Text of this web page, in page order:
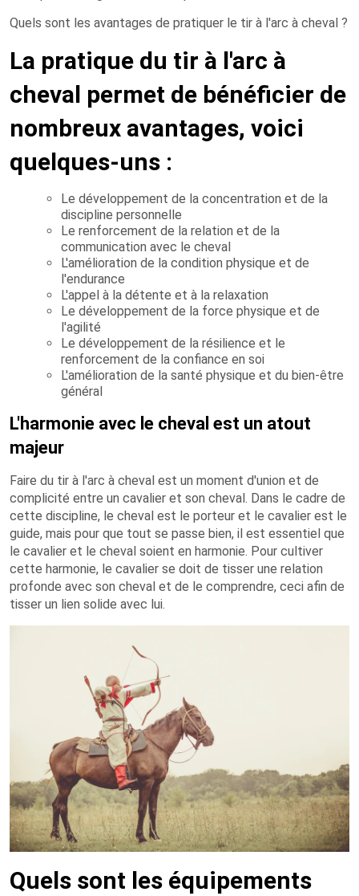
Quels sont les avantages de pratiquer le tir à l'arc à cheval ?
La pratique du tir à l'arc à
cheval permet de bénéficier de
nombreux avantages, voici
quelques-uns :
Le développement de la concentration et de la
discipline personnelle
Le renforcement de la relation et de la
communication avec le cheval
L'amélioration de la condition physique et de
l'endurance
L'appel à la détente et à la relaxation
Le développement de la force physique et de
l'agilité
Le développement de la résilience et le
renforcement de la confiance en soi
L'amélioration de la santé physique et du bien-être
général
L'harmonie avec le cheval est un atout
majeur
Faire du tir à l'arc à cheval est un moment d'union et de
complicité entre un cavalier et son cheval. Dans le cadre de
cette discipline, le cheval est le porteur et le cavalier est le
guide, mais pour que tout se passe bien, il est essentiel que
le cavalier et le cheval soient en harmonie. Pour cultiver
cette harmonie, le cavalier se doit de tisser une relation
profonde avec son cheval et de le comprendre, ceci afin de
tisser un lien solide avec lui.
Quels sont les équipements